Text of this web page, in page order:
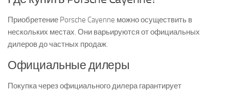
Приобретение Porsche Cayenne можно осуществить в
нескольких местах. Они варьируются от официальных
дилеров до частных продаж.
Официальные дилеры
Покупка через официального дилера гарантирует